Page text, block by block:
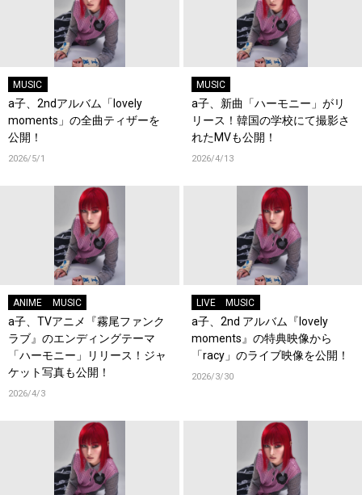
MUSIC
a子、2ndアルバム「lovely
moments」の全曲ティザーを
公開！
2026/5/1
MUSIC
a子、新曲「ハーモニー」がリ
リース！韓国の学校にて撮影さ
れたMVも公開！
2026/4/13
ANIME MUSIC
a子、TVアニメ『霧尾ファンク
ラブ』のエンディングテーマ
「ハーモニー」リリース！ジャ
ケット写真も公開！
2026/4/3
LIVE MUSIC
a子、2nd アルバム『lovely
moments』の特典映像から
「racy」のライブ映像を公開！
2026/3/30